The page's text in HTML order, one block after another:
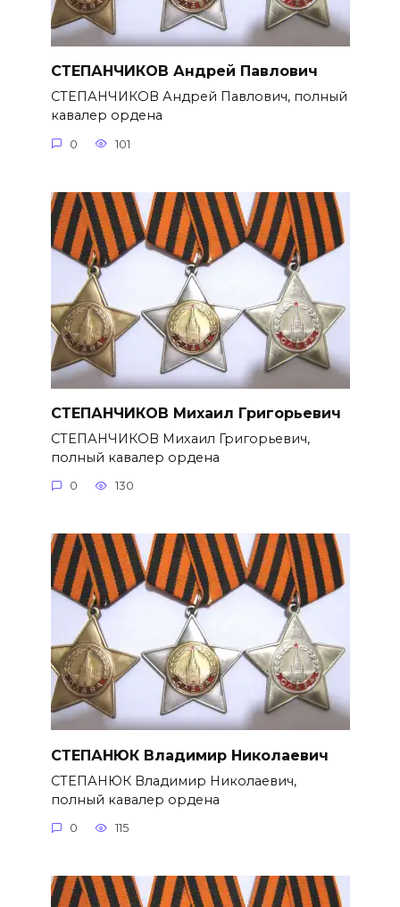
СТЕПАНЧИКОВ Андрей Павлович
СТЕПАНЧИКОВ Андрей Павлович, полный
кавалер ордена
0 101
СТЕПАНЧИКОВ Михаил Григорье­вич
СТЕПАНЧИКОВ Михаил Григорье­вич,
полный кавалер ордена
0 130
СТЕПАНЮК Владимир Николаевич
СТЕПАНЮК Владимир Николае­вич,
полный кавалер ордена
0 115